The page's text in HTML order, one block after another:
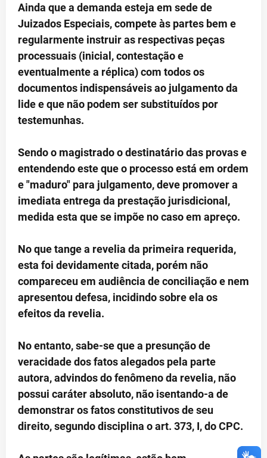
Ainda que a demanda esteja em sede de
Juizados Especiais, compete às partes bem e
regularmente instruir as respectivas peças
processuais (inicial, contestação e
eventualmente a réplica) com todos os
documentos indispensáveis ao julgamento da
lide e que não podem ser substituídos por
testemunhas.
Sendo o magistrado o destinatário das provas e
entendendo este que o processo está em ordem
e "maduro" para julgamento, deve promover a
imediata entrega da prestação jurisdicional,
medida esta que se impõe no caso em apreço.
No que tange a revelia da primeira requerida,
esta foi devidamente citada, porém não
compareceu em audiência de conciliação e nem
apresentou defesa, incidindo sobre ela os
efeitos da revelia.
No entanto, sabe-se que a presunção de
veracidade dos fatos alegados pela parte
autora, advindos do fenômeno da revelia, não
possui caráter absoluto, não isentando-a de
demonstrar os fatos constitutivos de seu
direito, segundo disciplina o art. 373, I, do CPC.